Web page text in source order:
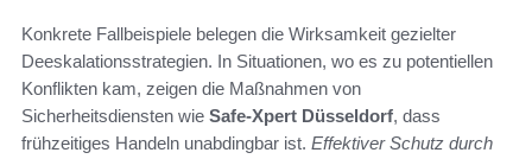
Konkrete Fallbeispiele belegen die Wirksamkeit gezielter
Deeskalationsstrategien. In Situationen, wo es zu potentiellen
Konflikten kam, zeigen die Maßnahmen von
Sicherheitsdiensten wie Safe-Xpert Düsseldorf, dass
frühzeitiges Handeln unabdingbar ist. Effektiver Schutz durch